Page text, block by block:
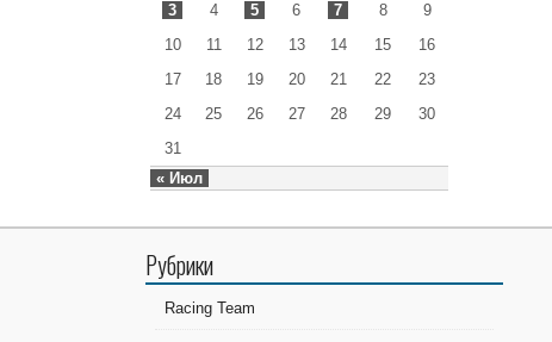
« Июл
3
4 5 6 7 8
9
10
11 12 13 14 15
16
17
18 19 20 21 22
23
24
25 26 27 28 29
30
31
Рубрики
Racing Team